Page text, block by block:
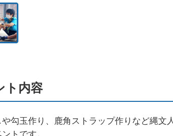
ト内容
や勾玉作り、鹿角ストラップ作りなど縄
トです。